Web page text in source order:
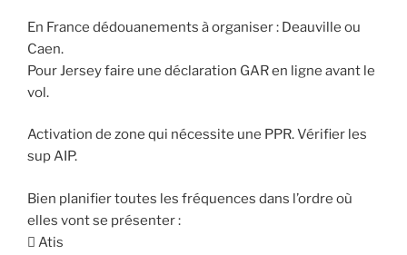
En France dédouanements à organiser : Deauville ou
Caen.
Pour Jersey faire une déclaration GAR en ligne avant le
vol.
Activation de zone qui nécessite une PPR. Vérifier les
sup AIP.
Bien planifier toutes les fréquences dans l’ordre où
elles vont se présenter :
 Atis